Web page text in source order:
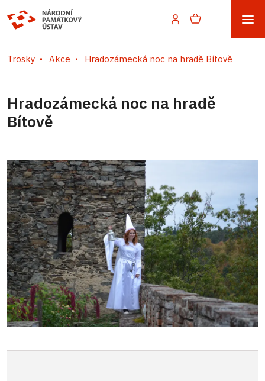
Trosky Akce Hradozámecká noc na hradě Bítově
Hradozámecká noc na hradě
Bítově